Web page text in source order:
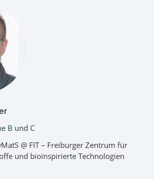
B und C
MatS @ FIT – Freiburger Zentrum für
und bioinspirierte Technologien